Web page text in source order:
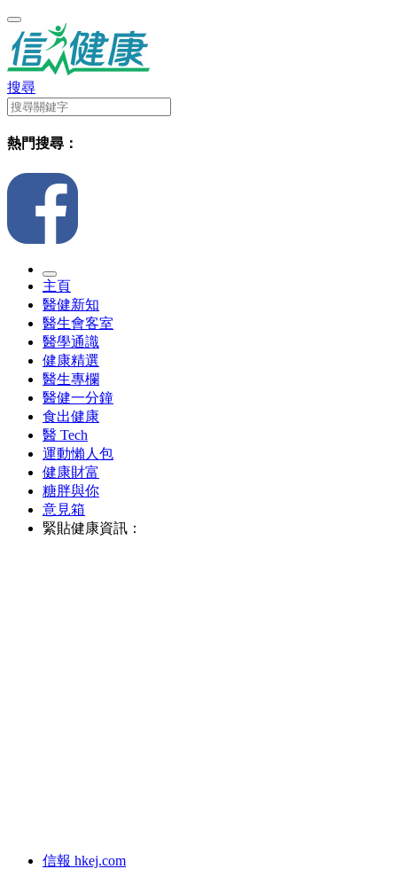
搜尋
熱門搜尋：
主頁
醫健新知
醫生會客室
醫學通識
健康精選
醫生專欄
醫健一分鐘
食出健康
醫 Tech
運動懶人包
健康財富
糖胖與你
意見箱
緊貼健康資訊：
信報 hkej.com